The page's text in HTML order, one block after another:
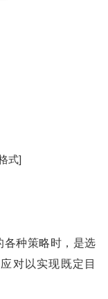
式]
各种策略时，是选
对以实现既定目